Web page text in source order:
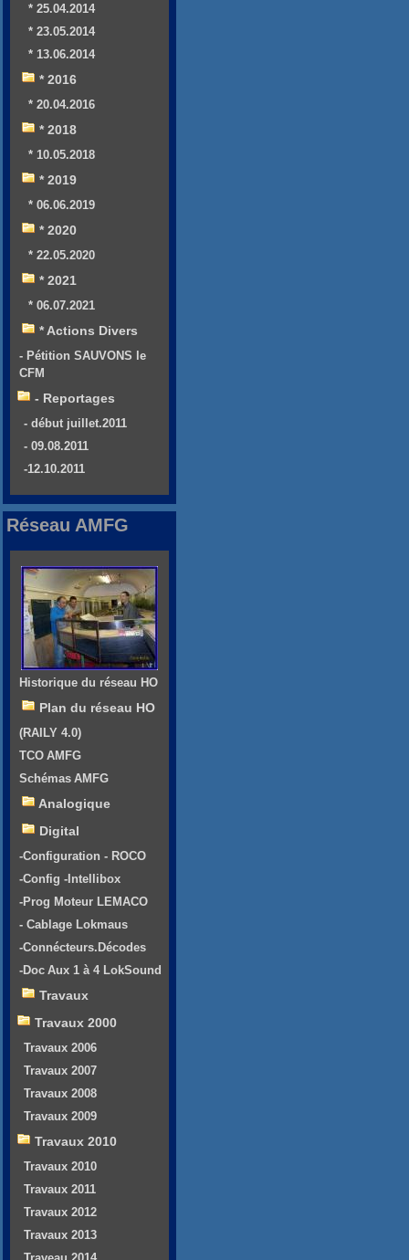
* 25.04.2014
* 23.05.2014
* 13.06.2014
* 2016
* 20.04.2016
* 2018
* 10.05.2018
* 2019
* 06.06.2019
* 2020
* 22.05.2020
* 2021
* 06.07.2021
* Actions Divers
- Pétition SAUVONS le
CFM
- Reportages
- début juillet.2011
- 09.08.2011
-12.10.2011
Réseau AMFG
Historique du réseau HO
Plan du réseau HO
(RAILY 4.0)
TCO AMFG
Schémas AMFG
Analogique
Digital
-Configuration - ROCO
-Config -Intellibox
-Prog Moteur LEMACO
- Cablage Lokmaus
-Connécteurs.Décodes
-Doc Aux 1 à 4 LokSound
Travaux
Travaux 2000
Travaux 2006
Travaux 2007
Travaux 2008
Travaux 2009
Travaux 2010
Travaux 2010
Travaux 2011
Travaux 2012
Travaux 2013